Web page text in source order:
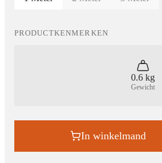
PRODUCTKENMERKEN
0.6 kg
Gewicht
In winkelmand